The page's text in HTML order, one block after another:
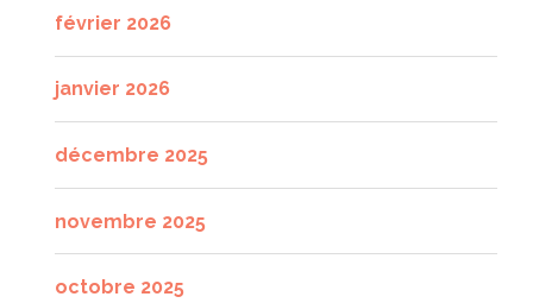
février 2026
janvier 2026
décembre 2025
novembre 2025
octobre 2025